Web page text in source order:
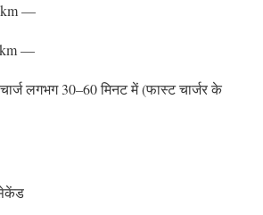
km —
km —
लगभग 30–60 मिनट में (फास्ट चार्जर के